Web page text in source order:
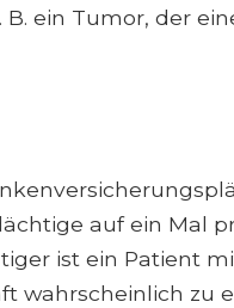
ein Tumor, der
auf ein Mal
ist ein Patient
wahrscheinlich zu